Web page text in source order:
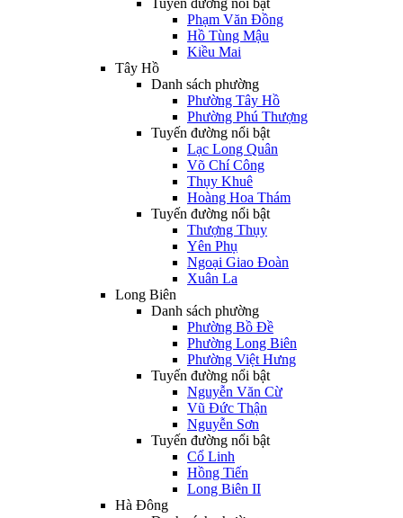
Tuyến đường nổi bật
Phạm Văn Đồng
Hồ Tùng Mậu
Kiều Mai
Tây Hồ
Danh sách phường
Phường Tây Hồ
Phường Phú Thượng
Tuyến đường nổi bật
Lạc Long Quân
Võ Chí Công
Thụy Khuê
Hoàng Hoa Thám
Tuyến đường nổi bật
Thượng Thụy
Yên Phụ
Ngoại Giao Đoàn
Xuân La
Long Biên
Danh sách phường
Phường Bồ Đề
Phường Long Biên
Phường Việt Hưng
Tuyến đường nổi bật
Nguyễn Văn Cừ
Vũ Đức Thận
Nguyễn Sơn
Tuyến đường nổi bật
Cổ Linh
Hồng Tiến
Long Biên II
Hà Đông